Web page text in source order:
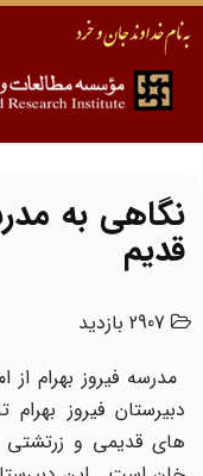
نگاهی به
قدیم
2907 بازدید
های قدیمی و زرتشتی